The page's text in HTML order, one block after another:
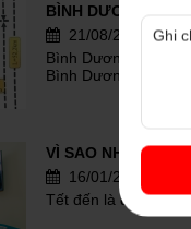
21/08/2023
Bình Dương sẽ có
Bình Dương
16/01/2023
Tết đến là dịp mà